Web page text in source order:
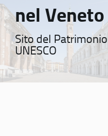
nel Veneto
Sito del
UNESCO